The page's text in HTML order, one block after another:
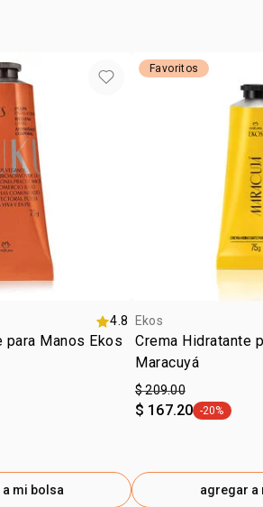
4.8
para Manos Ekos
mi bolsa
Favoritos
Ekos
Crema Hidratante
Maracuyá
$ 209.00
$ 167.20 etiqueta -20%
-20%
agregar a